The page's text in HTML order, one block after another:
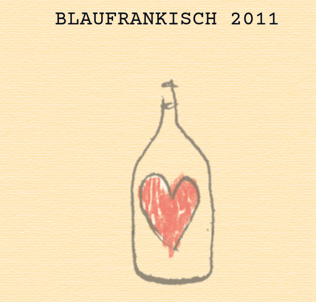
BLAUFRANKISCH 2011